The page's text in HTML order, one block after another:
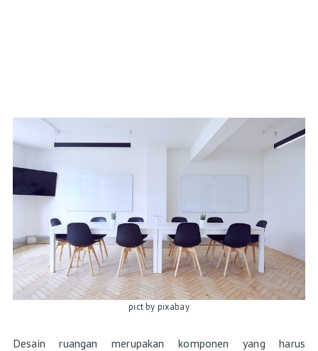
pict by pixabay
Desain ruangan merupakan komponen yang harus